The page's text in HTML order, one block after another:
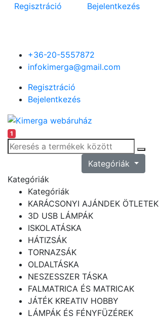
Regisztráció Bejelentkezés
+36-20-5557872
infokimerga@gmail.com
Regisztráció
Bejelentkezés
1
Kategóriák
Kategóriák
Kategóriák
KARÁCSONYI AJÁNDEK ÖTLETEK
3D USB LÁMPÁK
ISKOLATÁSKA
HÁTIZSÁK
TORNAZSÁK
OLDALTÁSKA
NESZESSZER TÁSKA
FALMATRICA ÉS MATRICAK
JÁTÉK KREATIV HOBBY
LÁMPÁK ÉS FÉNYFÜZÉREK